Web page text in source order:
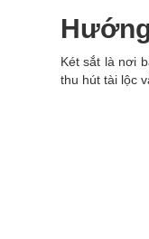
Két sắt là nơi
thu hút tài lộc